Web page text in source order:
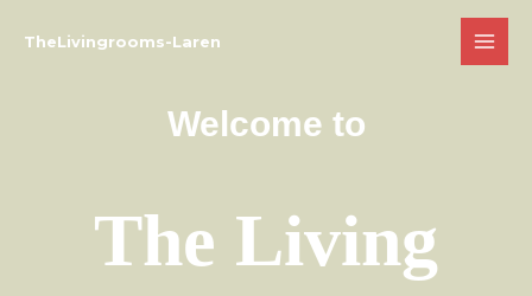
naarTheLivingrooms-Laren
Welcome to
The Living